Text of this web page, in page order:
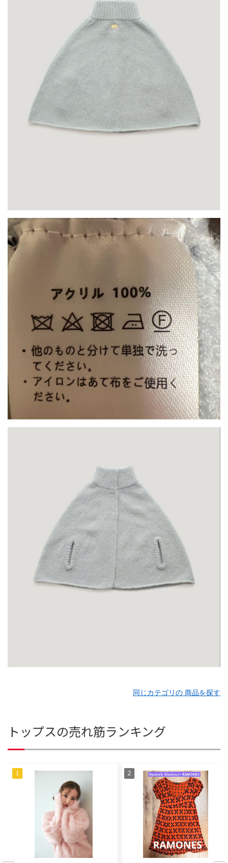
同じカテゴリの 商品を探す
トップスの売れ筋ランキング